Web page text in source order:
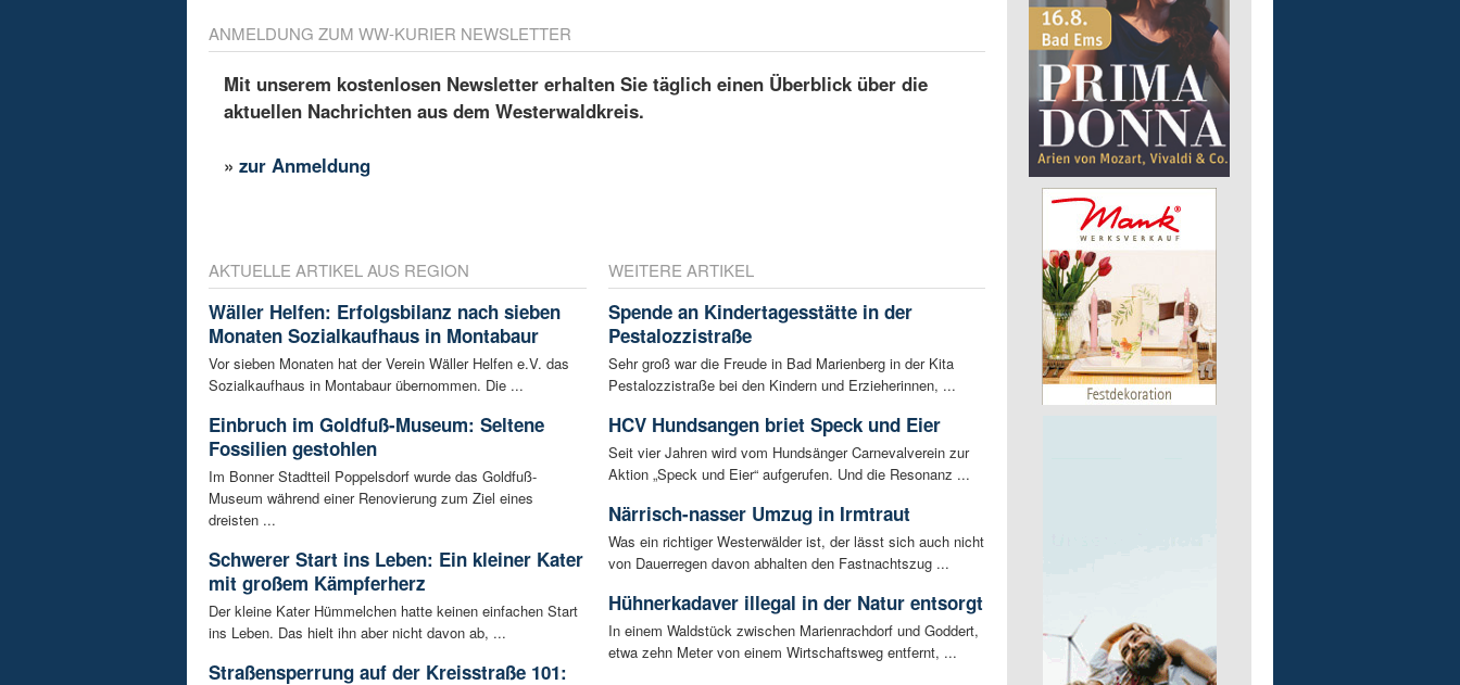
ANMELDUNG ZUM WW-KURIER NEWSLETTER
Mit unserem kostenlosen Newsletter erhalten Sie täglich einen Überblick über die
aktuellen Nachrichten aus dem Westerwaldkreis.
»zur Anmeldung
AKTUELLE ARTIKEL AUS REGION
Wäller Helfen: Erfolgsbilanz nach sieben
Monaten Sozialkaufhaus in Montabaur
Vor sieben Monaten hat der Verein Wäller Helfen e.V. das
Sozialkaufhaus in Montabaur übernommen. Die ...
Einbruch im Goldfuß-Museum: Seltene
Fossilien gestohlen
Im Bonner Stadtteil Poppelsdorf wurde das Goldfuß-
Museum während einer Renovierung zum Ziel eines
dreisten ...
Schwerer Start ins Leben: Ein kleiner Kater
mit großem Kämpferherz
Der kleine Kater Hümmelchen hatte keinen einfachen Start
ins Leben. Das hielt ihn aber nicht davon ab, ...
Straßensperrung auf der Kreisstraße 101:
WEITERE ARTIKEL
Spende an Kindertagesstätte in der
Pestalozzistraße
Sehr groß war die Freude in Bad Marienberg in der Kita
Pestalozzistraße bei den Kindern und Erzieherinnen, ...
HCV Hundsangen briet Speck und Eier
Seit vier Jahren wird vom Hundsänger Carnevalverein zur
Aktion „Speck und Eier“ aufgerufen. Und die Resonanz ...
Närrisch-nasser Umzug in Irmtraut
Was ein richtiger Westerwälder ist, der lässt sich auch nicht
von Dauerregen davon abhalten den Fastnachtszug ...
Hühnerkadaver illegal in der Natur entsorgt
In einem Waldstück zwischen Marienrachdorf und Goddert,
etwa zehn Meter von einem Wirtschaftsweg entfernt, ...